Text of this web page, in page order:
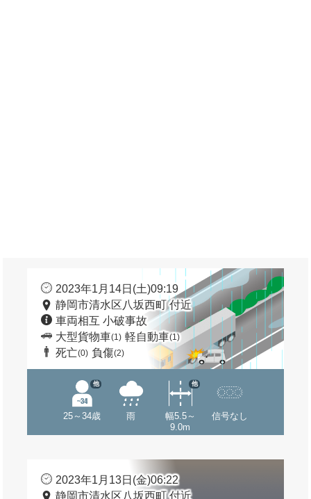
2023年1月14日(土)09:19
静岡市清水区八坂西町 付近
車両相互 小破事故
大型貨物車(1) 軽自動車(1)
死亡(0) 負傷(2)
25～34歳
他
雨
幅5.5～
9.0m
他
信号なし
2023年1月13日(金)06:22
静岡市清水区八坂西町 付近